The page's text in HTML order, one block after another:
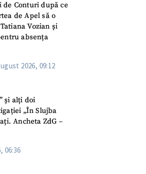
de Conturi după ce
de Apel să o
Vozian și
absența
2026, 09:12
și alți doi
„În Slujba
Ancheta ZdG –
06:36